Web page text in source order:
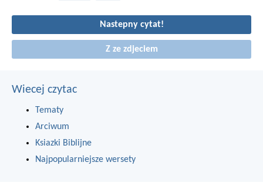
Nastepny cytat!
Z ze zdjeciem
Wiecej czytac
Tematy
Arciwum
Ksiazki Biblijne
Najpopularniejsze wersety